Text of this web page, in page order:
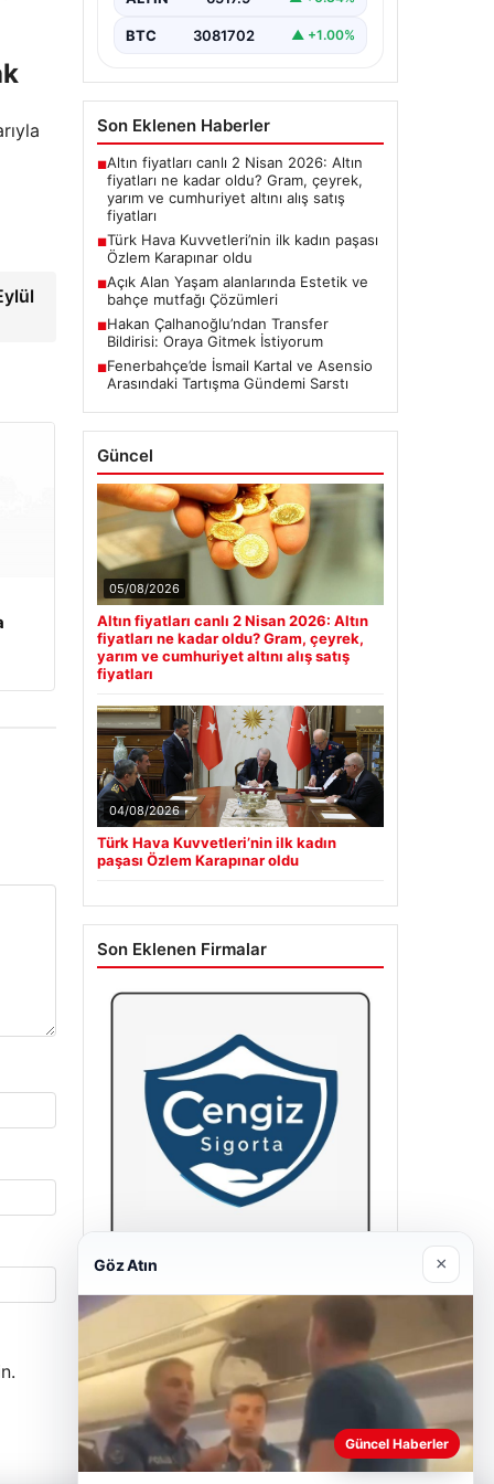
BTC 3081702 ▲ +1.00%
Son Eklenen Haberler
■Altın fiyatları canlı 2 Nisan 2026: Altın
fiyatları ne kadar oldu? Gram, çeyrek,
yarım ve cumhuriyet altını alış satış
fiyatları
■Türk Hava Kuvvetleri’nin ilk kadın paşası
Özlem Karapınar oldu
■Açık Alan Yaşam alanlarında Estetik ve
bahçe mutfağı Çözümleri
■Hakan Çalhanoğlu’ndan Transfer
Bildirisi: Oraya Gitmek İstiyorum
■Fenerbahçe’de İsmail Kartal ve Asensio
Arasındaki Tartışma Gündemi Sarstı
Güncel
05/08/2026
Altın fiyatları canlı 2 Nisan 2026: Altın
fiyatları ne kadar oldu? Gram, çeyrek,
yarım ve cumhuriyet altını alış satış
fiyatları
04/08/2026
Türk Hava Kuvvetleri’nin ilk kadın
paşası Özlem Karapınar oldu
Son Eklenen Firmalar
Hastaş Beton
26/05/2026
Göz Atın ×
Güncel Haberler